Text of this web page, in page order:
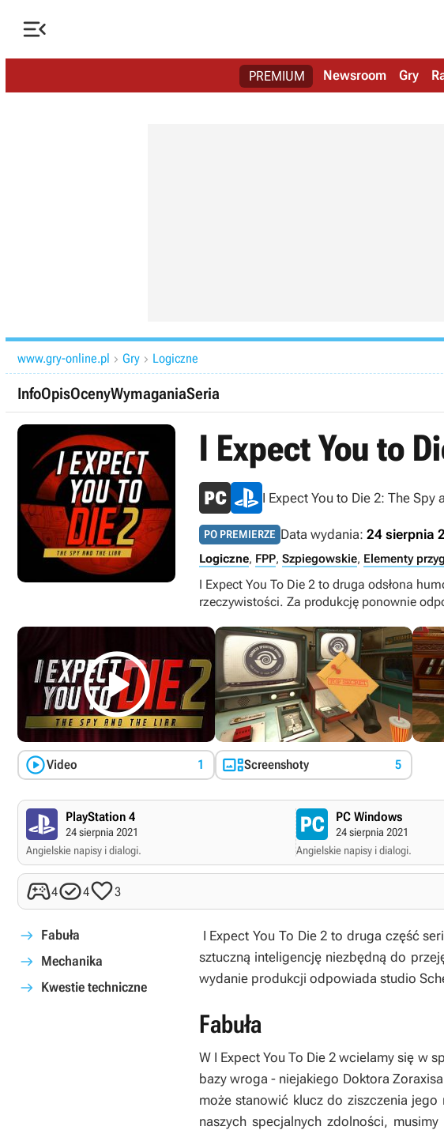

PREMIUM Newsroom Gry
www.gry-online.pl  Gry  Logiczne
InfoOpisOcenyWymaganiaSeria
I Expect You to
I Expect You to Die 2: The Spy
PO PREMIERZE Data wydania: 24 sierpnia
Logiczne, FPP, Szpiegowskie, Elementy
I Expect You To Die 2 to druga odsłona
rzeczywistości. Za produkcję ponownie

Video 1 Screenshoty 5
PlayStation 4
24 sierpnia 2021
Angielskie napisy i dialogi.
PC Windows
24 sierpnia 2021
Angielskie napisy i dialogi.
443
Fabuła
Mechanika
Kwestie techniczne
I Expect You To Die 2to druga część
sztuczną inteligencję niezbędną do
wydanie produkcji odpowiada studio
Fabuła
W I Expect You To Die 2 wcielamy się w
bazy wroga - niejakiego Doktora
może stanowić klucz do ziszczenia jego
naszych specjalnych zdolności,